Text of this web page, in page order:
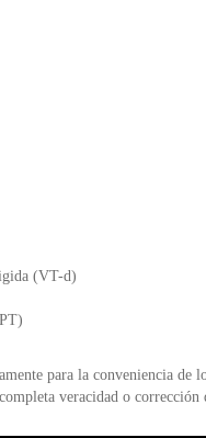
(VT-d)
para la conveniencia
veracidad o corrección